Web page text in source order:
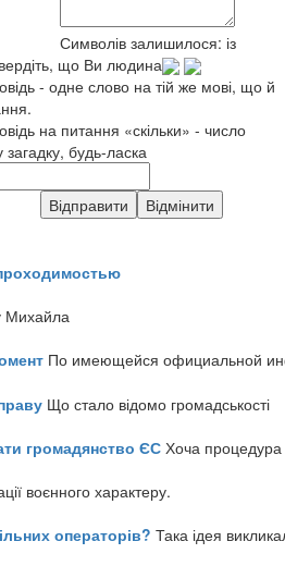
Символів залишилося: із
що Ви людина
- одне слово на тій же мові, що й
на питання «скільки» - число
загадку, будь-ласка
Михайла
По имеющейся официальной
Що стало відомо громадськості
громадянство ЄС Хоча процедура
воєнного характеру.
операторів? Така ідея